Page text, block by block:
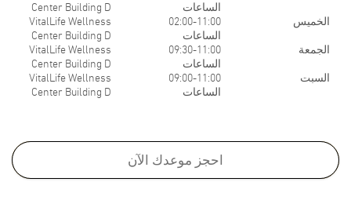
الساعات
Center Building D
الخميس
02:00-11:00
الساعات
VitalLife Wellness
Center Building D
الجمعة
09:30-11:00
الساعات
VitalLife Wellness
Center Building D
السبت
09:00-11:00
الساعات
VitalLife Wellness
Center Building D
M.D., Faculty of Medicine (Honors), Chulalongkorn University, Thailand,
2006
احجز موعدك الآن